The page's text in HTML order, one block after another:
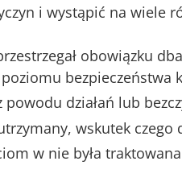
i wystąpić na wiele
obowiązku
bezpieczeństwa
powodu działań lub
wskutek czego
w nie była